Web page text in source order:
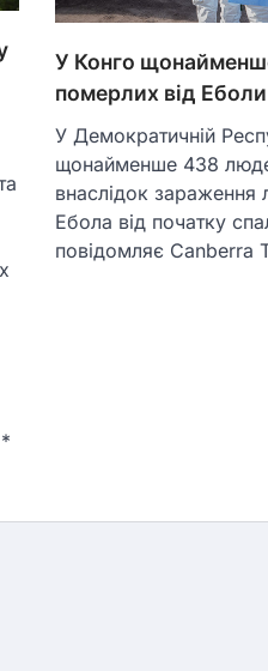
У Конго
померлих від Еболи
У Демократичній
щонайменше 438
внаслідок
Ебола від початку
повідомляє Canberra
*